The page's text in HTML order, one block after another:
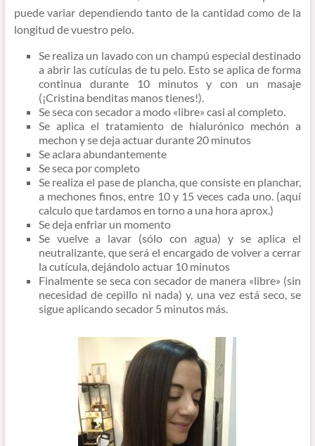
puede variar dependiendo tanto de la cantidad como de la
longitud de vuestro pelo.
Se realiza un lavado con un champú especial destinado
a abrir las cutículas de tu pelo. Esto se aplica de forma
continua durante 10 minutos y con un masaje
(¡Cristina benditas manos tienes!).
Se seca con secador a modo «libre» casi al completo.
Se aplica el tratamiento de hialurónico mechón a
mechon y se deja actuar durante 20 minutos
Se aclara abundantemente
Se seca por completo
Se realiza el pase de plancha, que consiste en planchar,
a mechones finos, entre 10 y 15 veces cada uno. (aquí
calculo que tardamos en torno a una hora aprox.)
Se deja enfriar un momento
Se vuelve a lavar (sólo con agua) y se aplica el
neutralizante, que será el encargado de volver a cerrar
la cutícula, dejándolo actuar 10 minutos
Finalmente se seca con secador de manera «libre» (sin
necesidad de cepillo ni nada) y, una vez está seco, se
sigue aplicando secador 5 minutos más.